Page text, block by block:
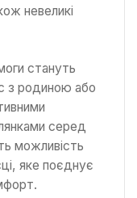
невеликі
стануть
з родиною або
серед
можливість
яке поєднує